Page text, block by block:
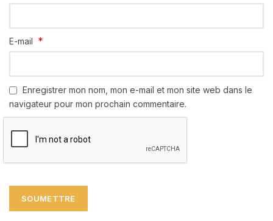
E-mail *
Enregistrer mon nom, mon e-mail et mon site web dans le
navigateur pour mon prochain commentaire.